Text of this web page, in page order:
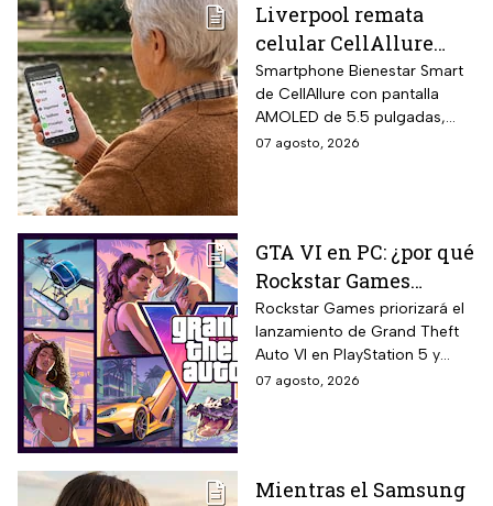
Liverpool remata
celular CellAllure
Smart AMOLED 5.5
pulgadas con botón
SOS, ideal para adultos
mayores: rebaja de 55%
Smartphone Bienestar Smart
de CellAllure con pantalla
AMOLED de 5.5 pulgadas,
sistema operativo Android 13
ubicado en la parte trasera
del equipo que activa llamada
automática al contacto de
emergencia junto con alarma
sonora potente.
07 agosto, 2026
GTA VI en PC: ¿por qué
Rockstar Games
decidió priorizar
PlayStation 5 y Xbox
Series X?
Rockstar Games priorizará el
lanzamiento de Grand Theft
Auto VI en PlayStation 5 y
Xbox Series X/S el 19 de
replica el modelo aplicado en
07 agosto, 2026
Mientras el Samsung